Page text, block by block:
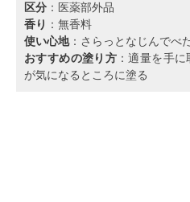
区分 ：医薬部外品
香り ：無香料
使い心地：さらっとなじんでべ
おすすめの塗り方 ：適量を手
が気になるところに塗る